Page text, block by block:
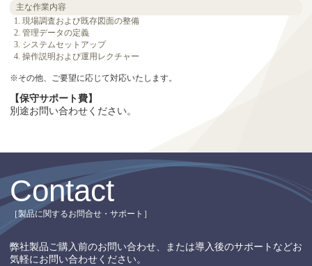
主な作業内容
現場調査および既存図面の整備
管理データの定義
システムセットアップ
操作説明および運用レクチャー
※その他、ご要望に応じて対応いたします。
【保守サポート費】
別途お問い合わせください。
Contact
［製品に関するお問合せ・サポート］
弊社製品ご購入前のお問い合わせ、 または導入後のサポートなどお
気軽にお問い合わせください。